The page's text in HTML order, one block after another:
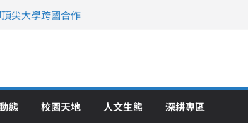
尖大學跨國合作
態 校園天地 人文生態 深耕專區